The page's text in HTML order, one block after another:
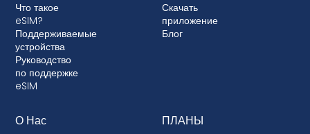
Что такое
eSIM?
Поддерживаемые
устройства
Руководство
по поддержке
eSIM
Скачать
приложение
Блог
О Нас ПЛАНЫ